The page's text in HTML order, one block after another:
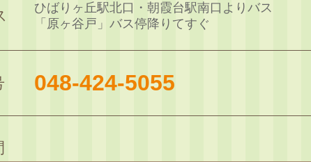
ひばりヶ丘駅北口・朝霞台駅南口よりバス
「原ヶ谷戸」バス停降りてすぐ
048-424-5055